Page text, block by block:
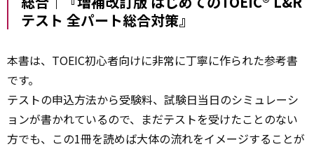
テスト 全パート総合対策』
本書は、TOEIC初心者向けに非常に丁寧に作られた参考書
です。
テストの申込方法から受験料、試験日当日のシミュレーシ
ョンが書かれているので、まだテストを受けたことのない
方でも、この1冊を読めば大体の流れをイメージすることが